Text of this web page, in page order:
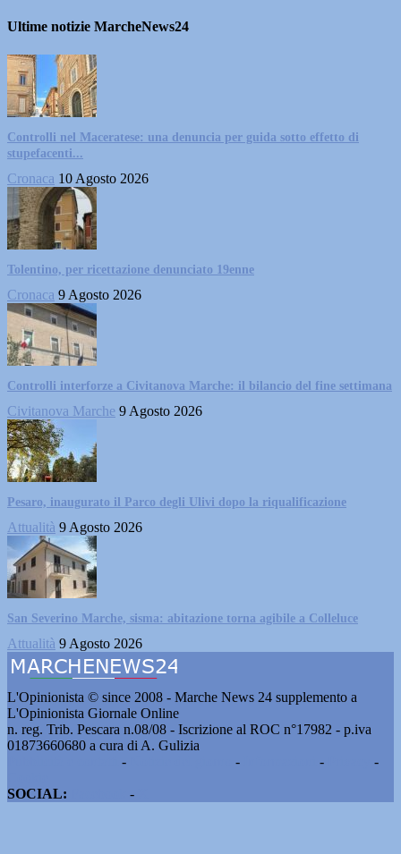
Ultime notizie MarcheNews24
Controlli nel Maceratese: una denuncia per guida sotto effetto di
stupefacenti...
Cronaca 10 Agosto 2026
Tolentino, per ricettazione denunciato 19enne
Cronaca 9 Agosto 2026
Controlli interforze a Civitanova Marche: il bilancio del fine settimana
Civitanova Marche 9 Agosto 2026
Pesaro, inaugurato il Parco degli Ulivi dopo la riqualificazione
Attualità 9 Agosto 2026
San Severino Marche, sisma: abitazione torna agibile a Colleluce
Attualità 9 Agosto 2026
L'Opinionista © since 2008 - Marche News 24 supplemento a
L'Opinionista Giornale Online
n. reg. Trib. Pescara n.08/08 - Iscrizione al ROC n°17982 - p.iva
01873660680 a cura di A. Gulizia
- - -
-
SOCIAL:
-